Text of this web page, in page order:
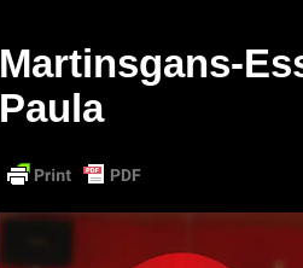
Martinsgans-
Paula